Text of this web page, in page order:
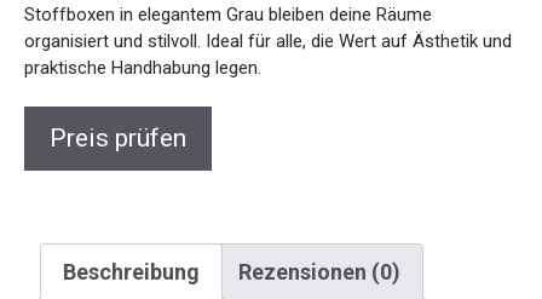
Stoffboxen in elegantem Grau bleiben deine Räume
organisiert und stilvoll. Ideal für alle, die Wert auf Ästhetik und
praktische Handhabung legen.
Preis prüfen
Beschreibung Rezensionen (0)